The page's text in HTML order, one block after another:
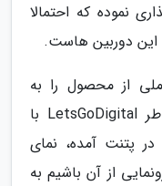
نموده که احتمالا
دوربین هاست.
از محصول را به
نمایش نمی گذارند و به همین خاطر LetsGoDigital با
پتنت آمده، نمای
از آن باشیم به